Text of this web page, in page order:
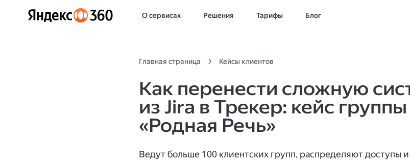
О сервисах Решения Тарифы Блог
Главная страница Кейсы клиентов
Как перенести сложную
из Jira в Трекер: кейс
«Родная Речь»
Ведут больше 100 клиентских групп, распределяют доступы